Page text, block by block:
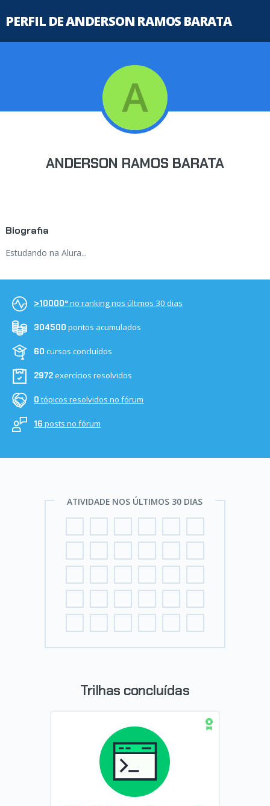
PERFIL DE ANDERSON RAMOS BARATA
ANDERSON RAMOS BARATA
Biografia
Estudando na Alura...
>10000ºno ranking nos últimos 30 dias
304500 pontos acumulados
60 cursos concluídos
2972exercícios resolvidos
0 tópicos resolvidos no fórum
16 posts no fórum
ATIVIDADE NOS ÚLTIMOS 30 DIAS
Trilhas concluídas